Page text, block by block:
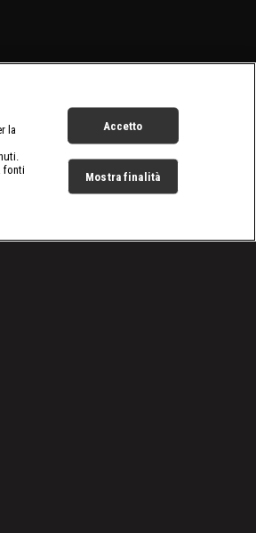
la
fonti
Accetto
Mostra finalità